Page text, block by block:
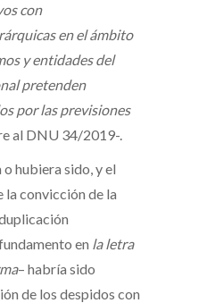
con
en el ámbito
y entidades del
pretenden
por las previsiones
al DNU 34/2019-.
o hubiera sido, y el
la convicción de la
en la letra
– habría sido
de los despidos con